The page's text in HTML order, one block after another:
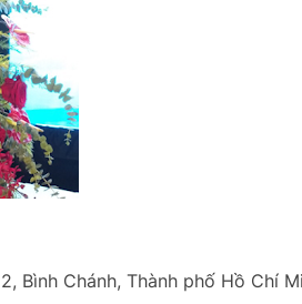
Bình Chánh, Thành phố Hồ Chí